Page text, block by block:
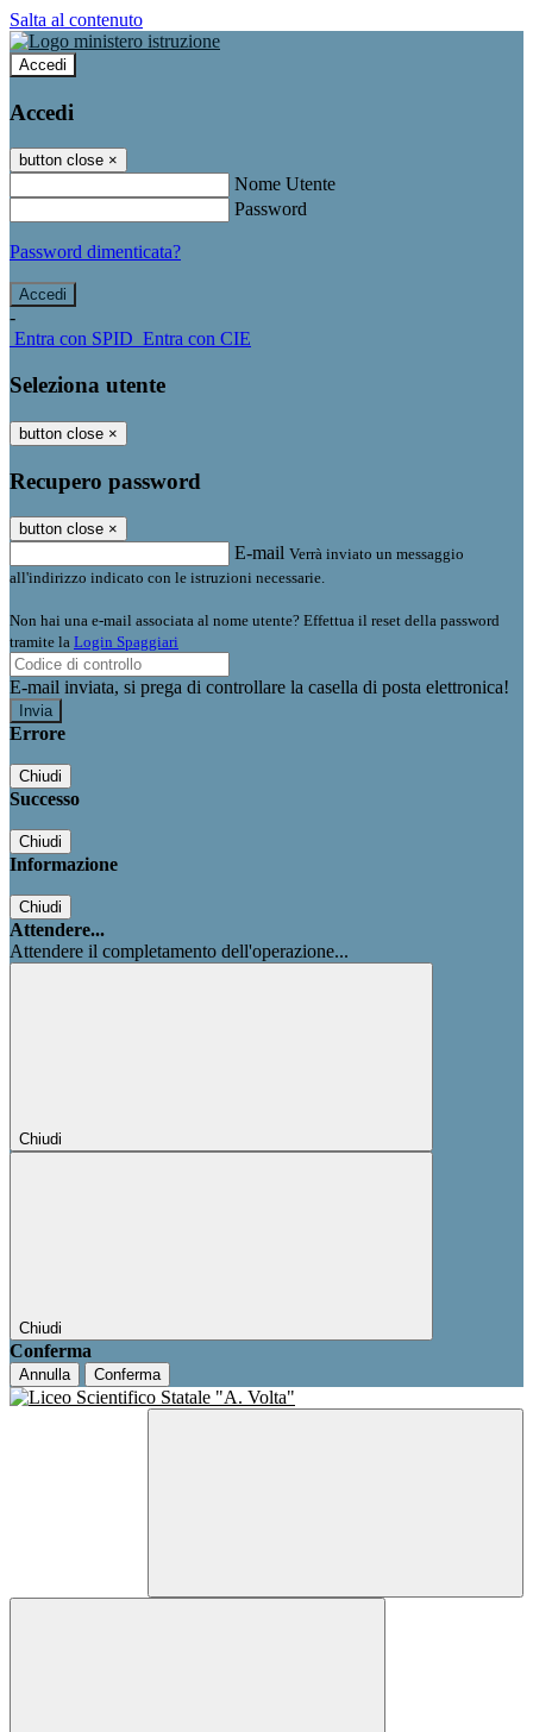
Salta al contenuto
Accedi
Accedi
button close ×
Nome Utente
Password
Password dimenticata?
-
Entra con SPID Entra con CIE
Seleziona utente
button close ×
Recupero password
button close ×
E-mail Verrà inviato un messaggio
all'indirizzo indicato con le istruzioni necessarie.
Non hai una e-mail associata al nome utente? Effettua il reset della password
tramite la Login Spaggiari
E-mail inviata, si prega di controllare la casella di posta elettronica!
Errore
Chiudi
Successo
Chiudi
Informazione
Chiudi
Attendere...
Attendere il completamento dell'operazione...
Chiudi
Chiudi
Conferma
Annulla Conferma